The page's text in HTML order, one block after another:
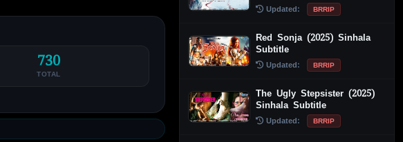
730
TOTAL
Updated: BRRIP
Red Sonja (2025) Sinhala
Subtitle
Updated: BRRIP
The Ugly Stepsister (2025)
Sinhala Subtitle
Updated: BRRIP